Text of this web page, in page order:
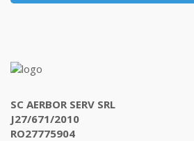
SC AERBOR SERV SRL
J27/671/2010
RO27775904